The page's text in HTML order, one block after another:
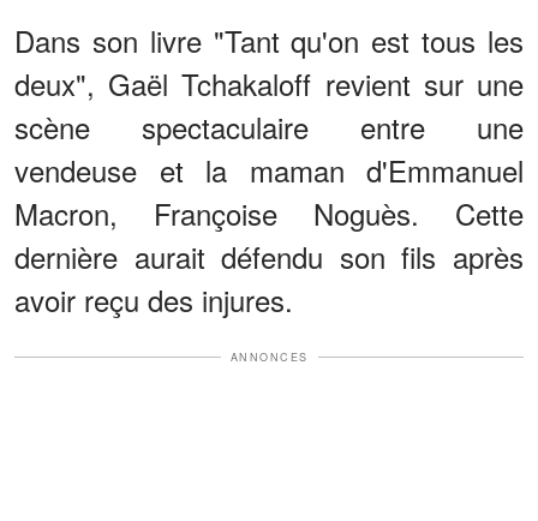
Dans son livre "Tant qu'on est tous les
deux", Gaël Tchakaloff revient sur une
scène spectaculaire entre une
vendeuse et la maman d'Emmanuel
Macron, Françoise Noguès. Cette
dernière aurait défendu son fils après
avoir reçu des injures.
ANNONCES